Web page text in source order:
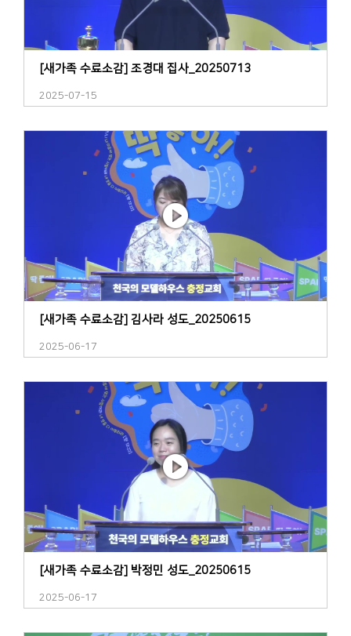
[새가족 수료소감] 조경대 집사_20250713
2025-07-15
[새가족 수료소감] 김사라 성도_20250615
2025-06-17
[새가족 수료소감] 박정민 성도_20250615
2025-06-17